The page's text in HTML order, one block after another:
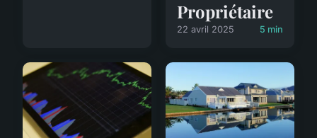
Propriétaire
22 avril 2025 5 min